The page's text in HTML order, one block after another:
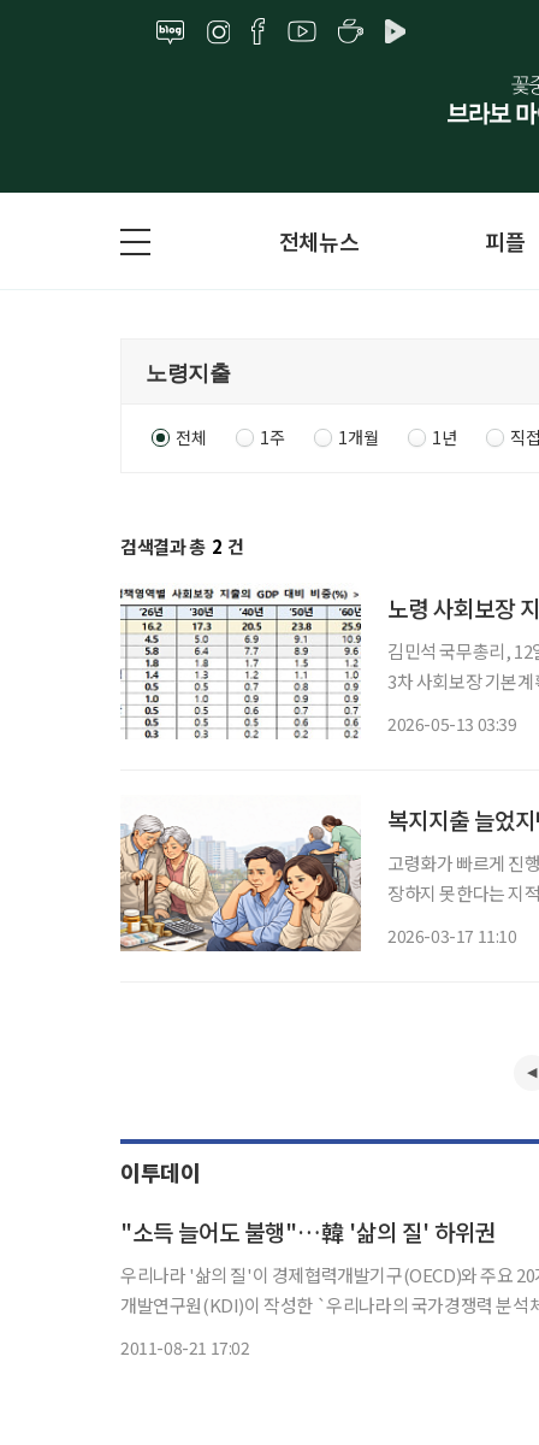
전체뉴스 피플
전체 1주 1개월 1년 직
검색결과 총 2 건
노령 사회보장
김민석 국무총리, 12
3차 사회보장 기본
2026-05-13 03:39
복지지출 늘었
고령화가 빠르게 진
장하지 못한다는 지
2026-03-17 11:10
이투데이
"소득 늘어도 불행"…韓 '삶의 질' 하위권
우리나라 '삶의 질'이 경제협력개발기구(OECD)와 주요 20개
개발연구원(KDI)이 작성한 `우리나라의 국가경쟁력 분
2011-08-21 17:02